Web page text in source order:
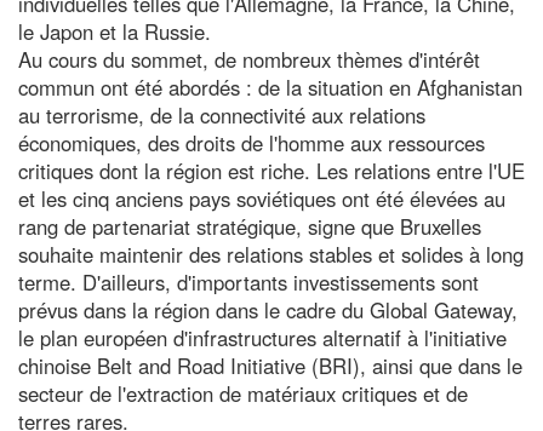
le Japon et la Russie.
Au cours du sommet, de nombreux thèmes d'intérêt
commun ont été abordés : de la situation en Afghanistan
au terrorisme, de la connectivité aux relations
économiques, des droits de l'homme aux ressources
critiques dont la région est riche. Les relations entre l'UE
et les cinq anciens pays soviétiques ont été élevées au
rang de partenariat stratégique, signe que Bruxelles
souhaite maintenir des relations stables et solides à long
terme. D'ailleurs, d'importants investissements sont
prévus dans la région dans le cadre du Global Gateway,
le plan européen d'infrastructures alternatif à l'initiative
chinoise Belt and Road Initiative (BRI), ainsi que dans le
secteur de l'extraction de matériaux critiques et de
terres rares.